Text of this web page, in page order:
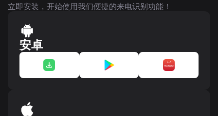
立即安装，开始使用我们便捷的来电识别功能！
安卓